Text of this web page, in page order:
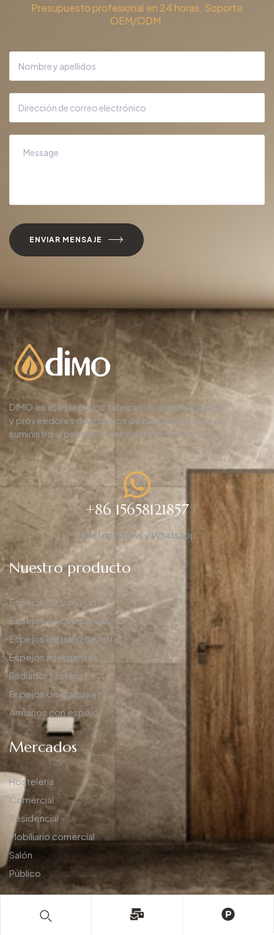
Presupuesto profesional en 24 horas. Soporte
OEM/ODM.
ENVIAR MENSAJE
DIMO es el líder de los fabricantes de espejos LED
y proveedores de espejos de baño de hotel, y el
suministro al por mayor cabina de ducha de China.
+86 15658121857
Teléfono móvil y Whatsapp
Nuestro producto
Espejos de baño LED
Espejos de cuerpo entero
Espejos de baño de hotel
Espejos inteligentes
Radiador toallero
Espejos de maquillaje
Armarios con espejo
Mercados
Hostelería
Comercial
Residencial
Mobiliario comercial
Salón
Público
Enlaces rápidos